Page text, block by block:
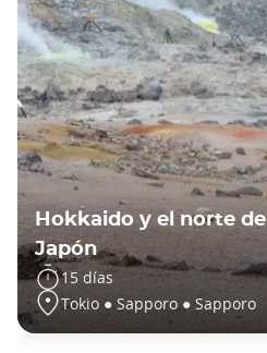
Hokkaido y el norte de
Japón
15 días
Tokio ● Sapporo ● Sapporo